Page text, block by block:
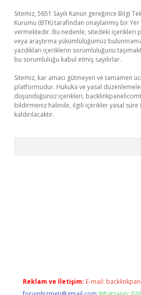
Sitemiz, 5651 Sayılı Kanun gereğince Bilgi
Kurumu (BTK) tarafından onaylanmış bir
vermektedir. Bu nedenle, sitedeki içerikleri
veya araştırma yükümlülüğümüz
yazdıkları içeriklerin sorumluluğunu
bu sorumluluğu kabul etmiş sayılırlar.
Sitemiz, kar amacı gütmeyen ve tamamen
platformudur. Hukuka ve yasal
düşündüğünüz içerikleri,
bildirmeniz halinde, ilgili içerikler yasal
kaldırılacaktır.
Reklam ve İletişim: E-mail: